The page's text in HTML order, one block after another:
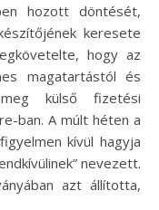
hozott döntését,
keresete
hogy az
magatartástól és
külső fizetési
ban. A múlt héten a
kívül hagyja
nevezett.
azt állította,